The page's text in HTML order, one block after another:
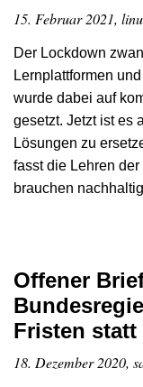
15. Februar 2021,
Der Lockdown
Lernplattformen
wurde dabei auf
gesetzt. Jetzt ist es
Lösungen zu
fasst die Lehren
brauchen
Offener
Fristen
18. Dezember 2020,